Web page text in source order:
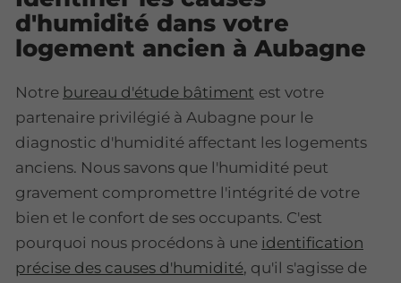
d'humidité dans votre
logement ancien à Aubagne
Notre bureau d'étude bâtiment est votre
partenaire privilégié à Aubagne pour le
diagnostic d'humidité affectant les logements
anciens. Nous savons que l'humidité peut
gravement compromettre l'intégrité de votre
bien et le confort de ses occupants. C'est
pourquoi nous procédons à une identification
précise des causes d'humidité, qu'il s'agisse de